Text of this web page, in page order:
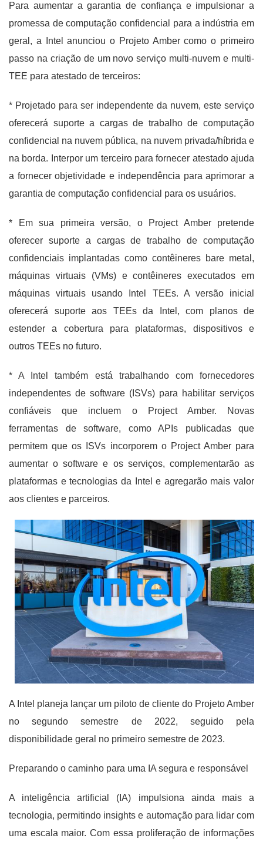
Para aumentar a garantia de confiança e impulsionar a
promessa de computação confidencial para a indústria em
geral, a Intel anunciou o Projeto Amber como o primeiro
passo na criação de um novo serviço multi-nuvem e multi-
TEE para atestado de terceiros:
* Projetado para ser independente da nuvem, este serviço
oferecerá suporte a cargas de trabalho de computação
confidencial na nuvem pública, na nuvem privada/híbrida e
na borda. Interpor um terceiro para fornecer atestado ajuda
a fornecer objetividade e independência para aprimorar a
garantia de computação confidencial para os usuários.
* Em sua primeira versão, o Project Amber pretende
oferecer suporte a cargas de trabalho de computação
confidenciais implantadas como contêineres bare metal,
máquinas virtuais (VMs) e contêineres executados em
máquinas virtuais usando Intel TEEs. A versão inicial
oferecerá suporte aos TEEs da Intel, com planos de
estender a cobertura para plataformas, dispositivos e
outros TEEs no futuro.
* A Intel também está trabalhando com fornecedores
independentes de software (ISVs) para habilitar serviços
confiáveis ​​que incluem o Project Amber. Novas
ferramentas de software, como APIs publicadas que
permitem que os ISVs incorporem o Project Amber para
aumentar o software e os serviços, complementarão as
plataformas e tecnologias da Intel e agregarão mais valor
aos clientes e parceiros.
A Intel planeja lançar um piloto de cliente do Projeto Amber
no segundo semestre de 2022, seguido pela
disponibilidade geral no primeiro semestre de 2023.
Preparando o caminho para uma IA segura e responsável
A inteligência artificial (IA) impulsiona ainda mais a
tecnologia, permitindo insights e automação para lidar com
uma escala maior. Com essa proliferação de informações